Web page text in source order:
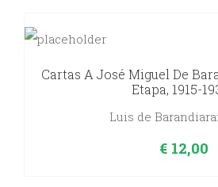
Cartas A José Miguel De
Etapa, 1915-
Luis de
€12,00